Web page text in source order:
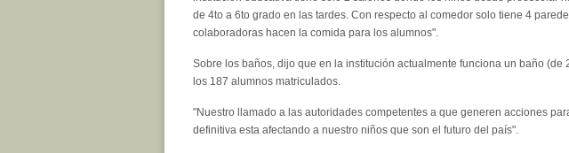
de 4to a 6to grado en las tardes. Con respecto al comedor solo tiene 4
colaboradoras hacen la comida para los alumnos".
Sobre los baños, dijo que en la institución actualmente funciona un baño (de
los 187 alumnos matriculados.
"Nuestro llamado a las autoridades competentes a que generen acciones
definitiva esta afectando a nuestro niños que son el futuro del país".